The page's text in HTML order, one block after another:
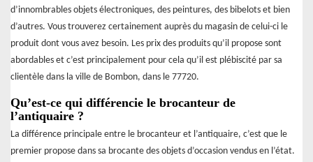
d’innombrables objets électroniques, des peintures, des bibelots et bien
d’autres. Vous trouverez certainement auprès du magasin de celui-ci le
produit dont vous avez besoin. Les prix des produits qu’il propose sont
abordables et c’est principalement pour cela qu’il est plébiscité par sa
clientèle dans la ville de Bombon, dans le 77720.
Qu’est-ce qui différencie le brocanteur de
l’antiquaire ?
La différence principale entre le brocanteur et l’antiquaire, c’est que le
premier propose dans sa brocante des objets d’occasion vendus en l’état.